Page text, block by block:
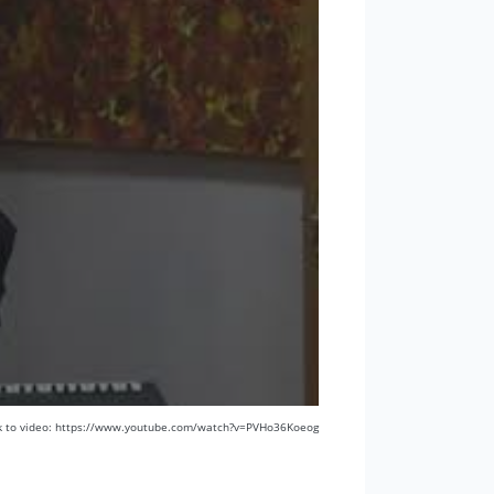
to video: https://www.youtube.com/watch?v=PVHo36Koeog